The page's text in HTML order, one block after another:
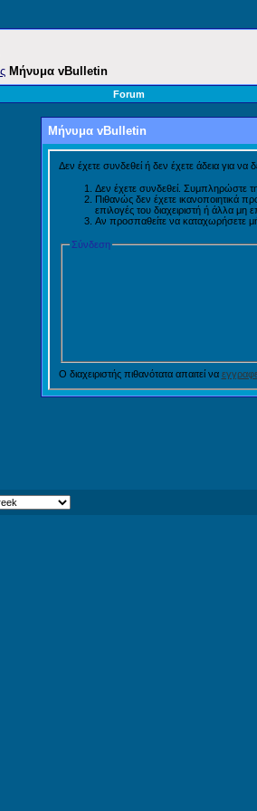
Μήνυμα vBulletin
Forum
Μήνυμα vBulletin
Δεν έχετε συνδεθεί ή δεν έχετε άδεια για να
Δεν έχετε συνδεθεί. Συμπληρώστε
Πιθανώς δεν έχετε ικανοποιητικά
επιλογές του διαχειριστή ή άλλα μη
Αν προσπαθείτε να καταχωρήσετε
Σύνδεση
Ο διαχειριστής πιθανότατα απαιτεί να